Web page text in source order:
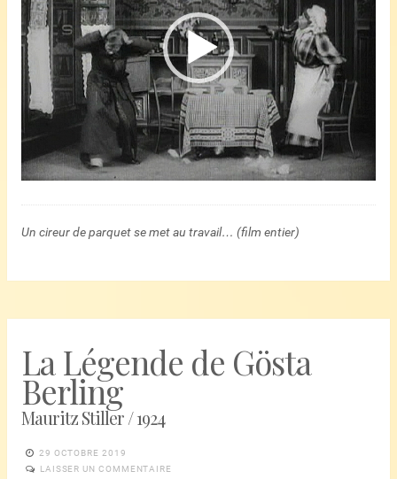
Un cireur de parquet se met au travail… (film entier)
La Légende de Gösta
Berling
Mauritz Stiller / 1924
29 OCTOBRE 2019
LAISSER UN COMMENTAIRE